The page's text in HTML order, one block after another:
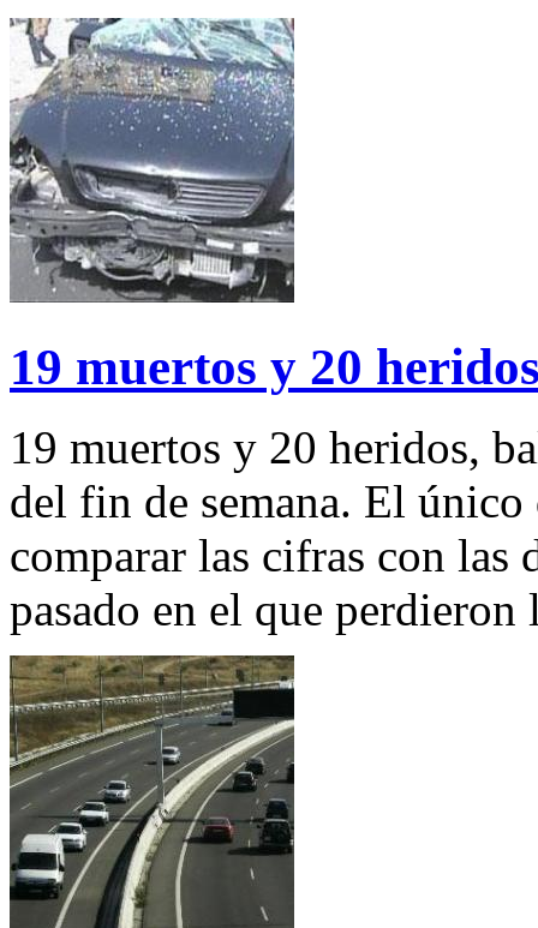
19 muertos y 20
19 muertos y 20 heridos,
del fin de semana. El
comparar las cifras con las
pasado en el que perdieron